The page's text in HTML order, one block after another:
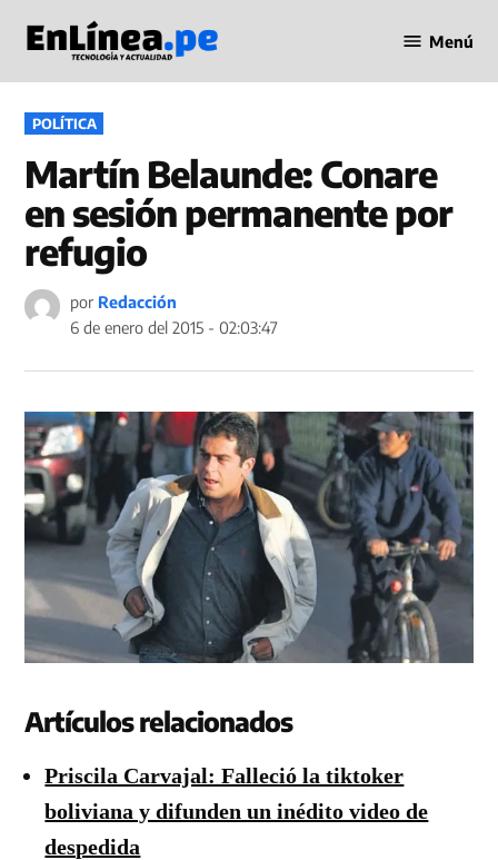
contenido
en Línea
Menú
PUBLICADO
EN
POLÍTICA
Martín Belaunde: Conare
en sesión permanente por
refugio
por Redacción
6 de enero del 2015 - 02:03:47
Artículos relacionados
Priscila Carvajal: Falleció la tiktoker
boliviana y difunden un inédito video de
despedida